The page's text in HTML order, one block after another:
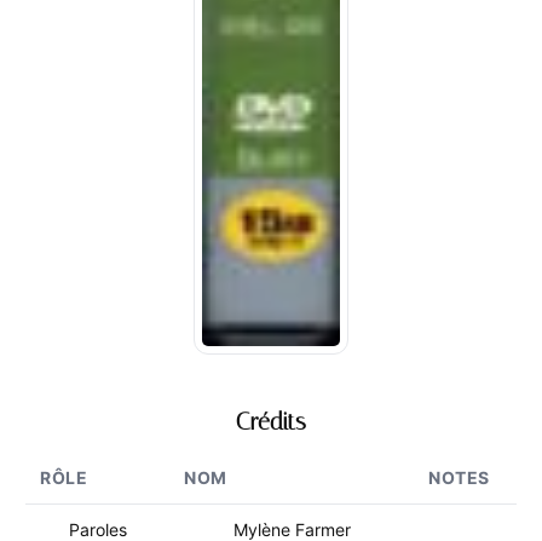
Crédits
RÔLE NOM NOTES
Paroles Mylène Farmer